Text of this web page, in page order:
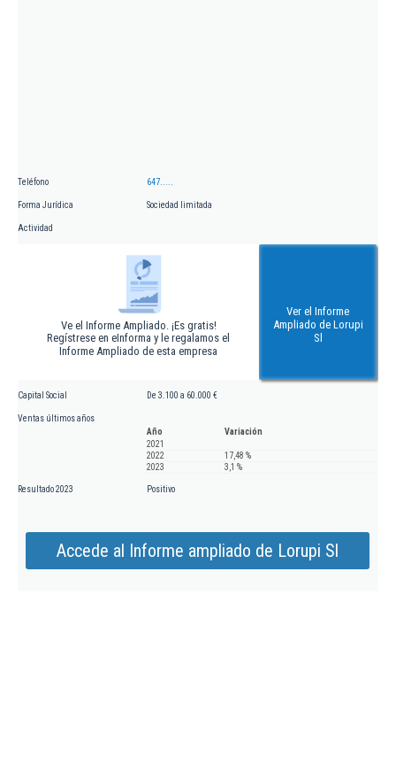
Teléfono 647.....
Forma Jurídica Sociedad limitada
Actividad
Ve el Informe Ampliado. ¡Es gratis!
Regístrese en eInforma y le regalamos el
Informe Ampliado de esta empresa
Ver el Informe
Ampliado de Lorupi
Sl
Capital Social De 3.100 a 60.000 €
Ventas últimos años
Año
Variación
2021
2022
17,48 %
2023
3,1 %
Resultado 2023 Positivo
Accede al Informe ampliado de Lorupi Sl